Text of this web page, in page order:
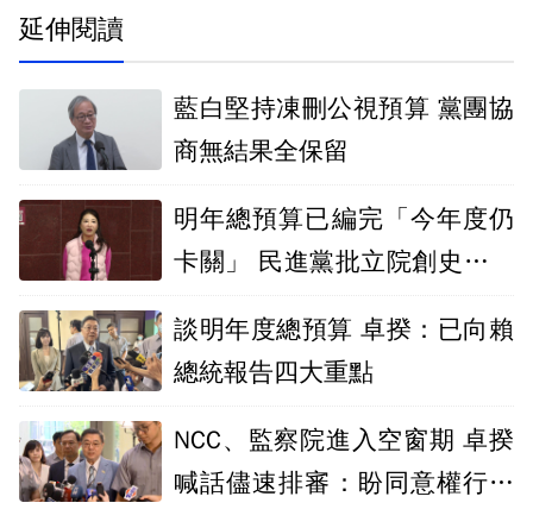
延伸閱讀
藍白堅持凍刪公視預算 黨團協
商無結果全保留
明年總預算已編完「今年度仍
卡關」 民進黨批立院創史上最
談明年度總預算 卓揆：已向賴
總統報告四大重點
NCC、監察院進入空窗期 卓揆
喊話儘速排審：盼同意權行使